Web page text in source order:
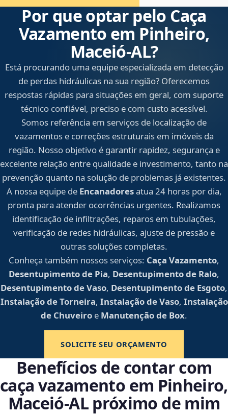
Por que optar pelo Caça
Vazamento em Pinheiro,
Maceió‑AL?
Está procurando uma equipe especializada em detecção
de perdas hidráulicas na sua região? Oferecemos
respostas rápidas para situações em geral, com suporte
técnico confiável, preciso e com custo acessível.
Somos referência em serviços de localização de
vazamentos e correções estruturais em imóveis da
região. Nosso objetivo é garantir rapidez, segurança e
excelente relação entre qualidade e investimento, tanto na
prevenção quanto na solução de problemas já existentes.
A nossa equipe de Encanadoresatua 24 horas por dia,
pronta para atender ocorrências urgentes. Realizamos
identificação de infiltrações, reparos em tubulações,
verificação de redes hidráulicas, ajuste de pressão e
outras soluções completas.
Conheça também nossos serviços: Caça Vazamento,
Desentupimento de Pia, Desentupimento de Ralo,
Desentupimento de Vaso, Desentupimento de Esgoto,
Instalação de Torneira, Instalação de Vaso, Instalação
de Chuveiro e Manutenção de Box.
SOLICITE SEU ORÇAMENTO
Benefícios de contar com
caça vazamento em Pinheiro,
Maceió‑AL próximo de mim